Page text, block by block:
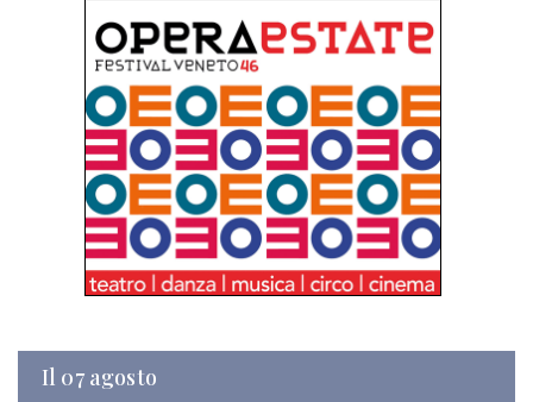
Il 07 agosto